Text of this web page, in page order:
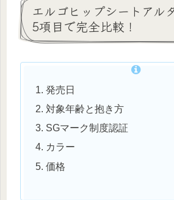
エルゴヒップシートアル
5項目で完全比較！
発売日
対象年齢と抱き方
SGマーク制度認証
カラー
価格